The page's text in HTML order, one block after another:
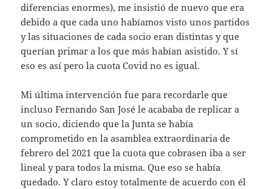
diferencias enormes), me insistió de nuevo que era
debido a que cada uno habíamos visto unos partidos
y las situaciones de cada socio eran distintas y que
querían primar a los que más habían asistido. Y sí
eso es así pero la cuota Covid no es igual.
Mi última intervención fue para recordarle que
incluso Fernando San José le acababa de replicar a
un socio, diciendo que la Junta se había
comprometido en la asamblea extraordinaria de
febrero del 2021 que la cuota que cobrasen iba a ser
lineal y para todos la misma. Que eso se había
quedado. Y claro estoy totalmente de acuerdo con él